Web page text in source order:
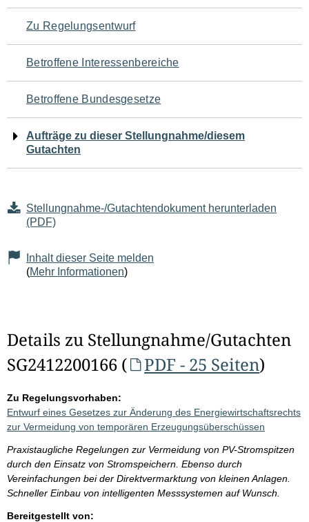
für
den
Seiteninhalt
Zu Regelungsentwurf
Betroffene Interessenbereiche
Betroffene Bundesgesetze
Aufträge zu dieser Stellungnahme/diesem
Gutachten
Stellungnahme-/Gutachtendokument herunterladen
(PDF)
Inhalt dieser Seite melden
(Mehr Informationen)
Details zu Stellungnahme/Gutachten
SG2412200166 (
PDF - 25 Seiten)
Zu Regelungsvorhaben:
Entwurf eines Gesetzes zur Änderung des Energiewirtschaftsrechts
zur Vermeidung von temporären Erzeugungsüberschüssen
Praxistaugliche Regelungen zur Vermeidung von PV-Stromspitzen
durch den Einsatz von Stromspeichern. Ebenso durch
Vereinfachungen bei der Direktvermarktung von kleinen Anlagen.
Schneller Einbau von intelligenten Messsystemen auf Wunsch.
Bereitgestellt von: